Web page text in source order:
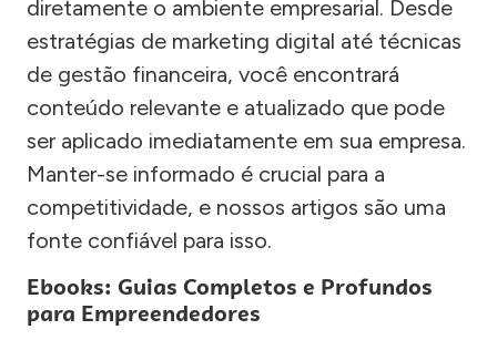
diretamente o ambiente empresarial. Desde
estratégias de marketing digital até técnicas
de gestão financeira, você encontrará
conteúdo relevante e atualizado que pode
ser aplicado imediatamente em sua empresa.
Manter-se informado é crucial para a
competitividade, e nossos artigos são uma
fonte confiável para isso.
Ebooks: Guias Completos e Profundos
para Empreendedores